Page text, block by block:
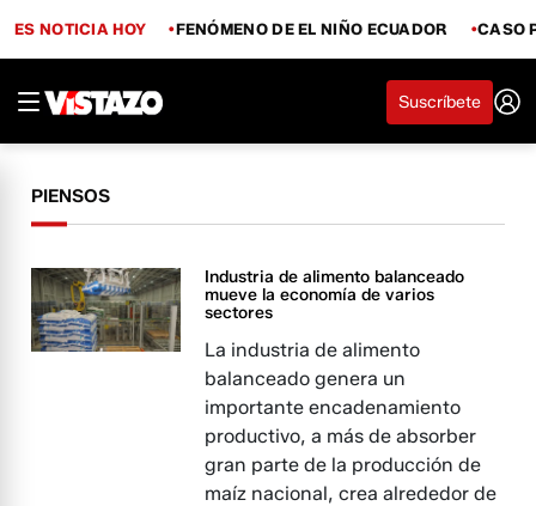
ES NOTICIA HOY FENÓMENO DE EL NIÑO ECUADOR CASO
Suscríbete
PIENSOS
Industria de alimento balanceado
mueve la economía de varios
sectores
La industria de alimento
balanceado genera un
importante encadenamiento
productivo, a más de absorber
gran parte de la producción de
maíz nacional, crea alrededor de